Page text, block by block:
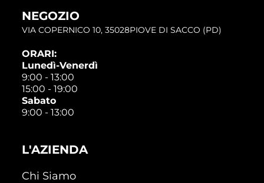
NEGOZIO
VIA COPERNICO 10, 35028PIOVE DI SACCO (PD)
ORARI:
Lunedì-Venerdì
9:00 - 13:00
15:00 - 19:00
Sabato
9:00 - 13:00
L'AZIENDA
Chi Siamo